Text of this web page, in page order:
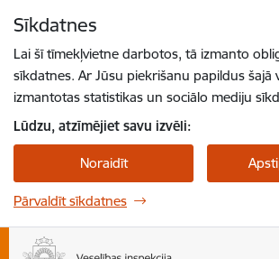
Sīkdatnes
Lai šī tīmekļvietne darbotos, tā izmanto
sīkdatnes. Ar Jūsu piekrišanu papildus šajā
izmantotas statistikas un sociālo mediju
Lūdzu, atzīmējiet savu izvēli:
Noraidīt
Pārvaldīt sīkdatnes